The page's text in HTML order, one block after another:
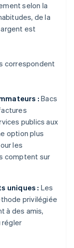
selon la
de la
est
correspondent
:Bacs
publics aux
option plus
les
comptent sur
uniques : Les
privilégiée
à des amis,